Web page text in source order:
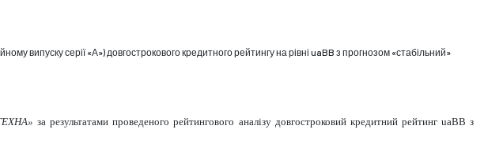
випуску серії «А») довгострокового кредитного рейтингу на рівні uaBB з прогнозом «стабільний»
за результатами проведеного рейтингового аналізу довгостроковий кредитний рейтинг uaBB з